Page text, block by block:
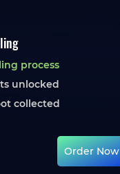
process
unlocked
collected
Order Now